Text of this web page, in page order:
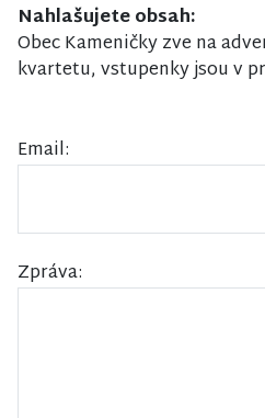
Nahlašujete obsah:
Obec Kameničky zve na
kvartetu, vstupenky jsou v
Email:
Zpráva: